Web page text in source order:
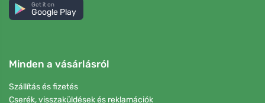
Get it on
Google Play
Minden a vásárlásról
Szállítás és fizetés
Cserék, visszaküldések és reklamációk